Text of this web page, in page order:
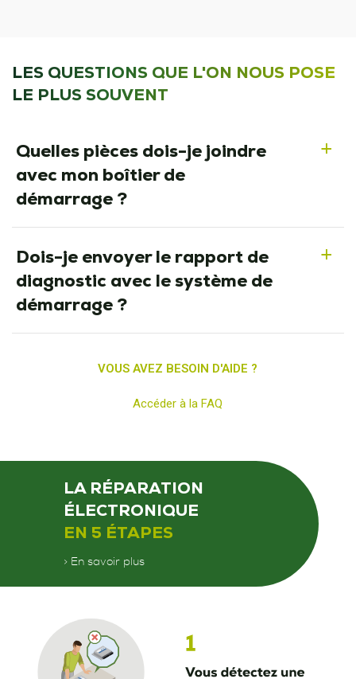
LES QUESTIONS QUE L'ON NOUS POSE
LE PLUS SOUVENT
a
Quelles pièces dois-je joindre
avec mon boîtier de
démarrage ?
a
Dois-je envoyer le rapport de
diagnostic avec le système de
démarrage ?
VOUS AVEZ BESOIN D'AIDE ?
Accéder à la FAQ
LA RÉPARATION
ÉLECTRONIQUE
EN 5 ÉTAPES
> En savoir plus